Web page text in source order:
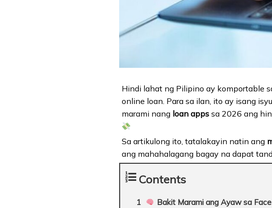
Hindi lahat ng Pilipino ay komportable
online loan. Para sa ilan, ito ay isang
marami nang loan apps sa 2026 ang
Sa artikulong ito, tatalakayin natin ang
ang mahahalagang bagay na dapat
Contents
Bakit Marami ang Ayaw sa